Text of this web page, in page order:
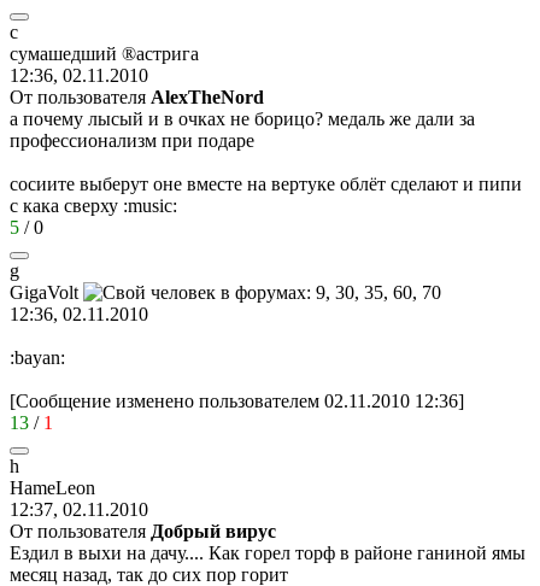
с
сумашедший ®астрига
12:36, 02.11.2010
От пользователя AlexTheNord
а почему лысый и в очках не борицо? медаль же дали за
профессионализм при подаре
сосиите выберут оне вместе на вертуке облёт сделают и пипи
с кака сверху :music:
5 /0
g
GigaVolt
12:36, 02.11.2010
:bayan:
[Сообщение изменено пользователем 02.11.2010 12:36]
13 / 1
h
HаmеLеоn
12:37, 02.11.2010
От пользователя Добрый вирус
Ездил в выхи на дачу.... Как горел торф в районе ганиной ямы
месяц назад, так до сих пор горит